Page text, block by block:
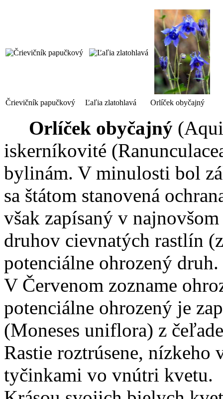
Črievičník papučkový Ľaľia zlatohlavá Orlíček obyčajný
Orlíček obyčajný
iskerníkovité
bylinám. V minulosti bol
sa štátom stanovená
však zapísaný v
druhov cievnatých rastlín
potenciálne ohrozený druh.
V Červenom zozname
potenciálne ohrozený je
(Moneses uniflora) z
Rastie roztrúsene, nízkeho
tyčinkami vo vnútri kvetu.